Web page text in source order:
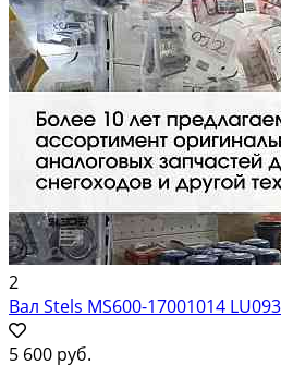
2
Вал Stels MS600-17001014
5 600 руб.